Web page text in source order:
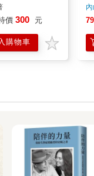
、法律知識
修版】
價 300 元
購物車
79